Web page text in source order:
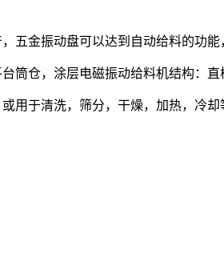
五金振动盘可以达到自动给料的功能
筒仓，涂层电磁振动给料机结构：直
用于清洗，筛分，干燥，加热，冷